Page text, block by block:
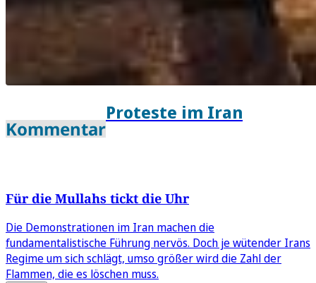
Kommentar
Proteste im Iran
Für die Mullahs tickt die Uhr
Die Demonstrationen im Iran machen die
fundamentalistische Führung nervös. Doch je wütender Irans
Regime um sich schlägt, umso größer wird die Zahl der
Flammen, die es löschen muss.